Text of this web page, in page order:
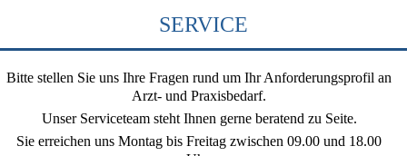
SERVICE
Bitte stellen Sie uns Ihre Fragen rund um Ihr Anforderungsprofil an
Arzt- und Praxisbedarf.
Unser Serviceteam steht Ihnen gerne beratend zu Seite.
Sie erreichen uns Montag bis Freitag zwischen 09.00 und 18.00